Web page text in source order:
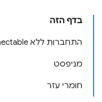
בדף הזה
התחברות ללא externally_connectable
מניפסט
חומרי עזר